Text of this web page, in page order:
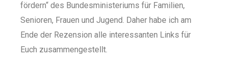
fördern“ des Bundesministeriums für Familien,
Senioren, Frauen und Jugend. Daher habe ich am
Ende der Rezension alle interessanten Links für
Euch zusammengestellt.